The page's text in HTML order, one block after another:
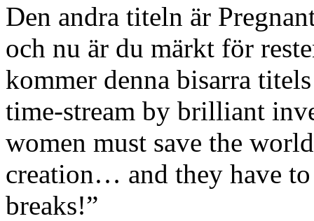
Den andra titeln är
och nu är du märkt för
kommer denna bisarra
time-stream by brilliant
women must save the
creation… and they have
breaks!”